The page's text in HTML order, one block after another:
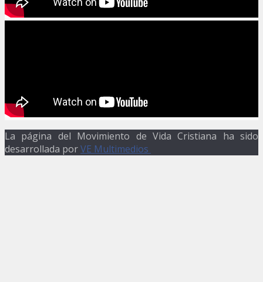
La página del Movimiento de Vida Cristiana ha sido
desarrollada porVE Multimedios